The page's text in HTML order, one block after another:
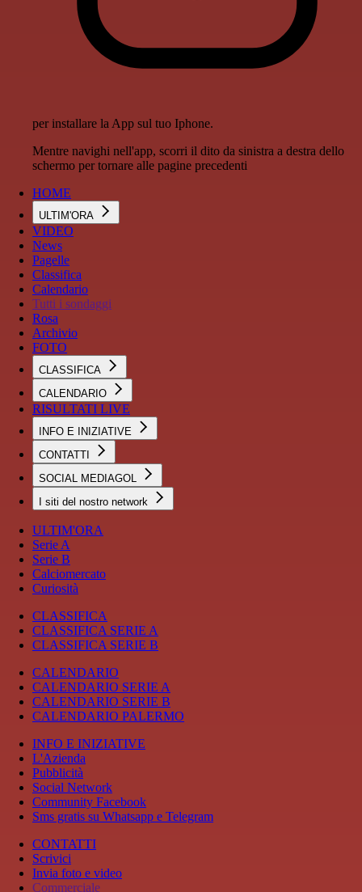
per installare la App sul tuo Iphone.
Mentre navighi nell'app, scorri il dito da sinistra a destra dello
schermo per tornare alle pagine precedenti
HOME
ULTIM'ORA
VIDEO
News
Pagelle
Classifica
Calendario
Tutti i sondaggi
Rosa
Archivio
FOTO
CLASSIFICA
CALENDARIO
RISULTATI LIVE
INFO E INIZIATIVE
CONTATTI
SOCIAL MEDIAGOL
I siti del nostro network
ULTIM'ORA
Serie A
Serie B
Calciomercato
Curiosità
CLASSIFICA
CLASSIFICA SERIE A
CLASSIFICA SERIE B
CALENDARIO
CALENDARIO SERIE A
CALENDARIO SERIE B
CALENDARIO PALERMO
INFO E INIZIATIVE
L'Azienda
Pubblicità
Social Network
Community Facebook
Sms gratis su Whatsapp e Telegram
CONTATTI
Scrivici
Invia foto e video
Commerciale